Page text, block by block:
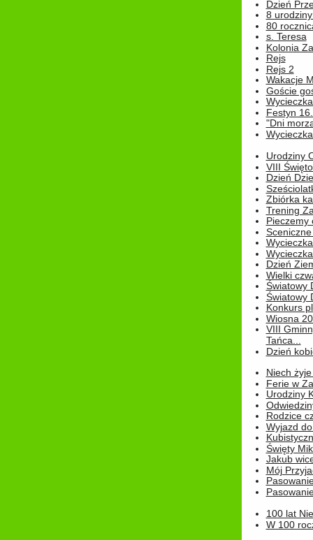
Dzień
8
80
s. Teresa
Kolonia
Rejs
Rejs 2
Wakacje
Goście
Festyn
"Dni
Urodziny
VIII
Dzień
Zbiórka
Trening
Pieczemy
Dzień
Wielki
Światowy
Światowy
Konkurs
Wiosna
VIII
Tańca...
Dzień
Niech
Ferie w
Urodziny
Rodzice
Wyjazd
Święty
Jakub
Mój
100 lat
W 100